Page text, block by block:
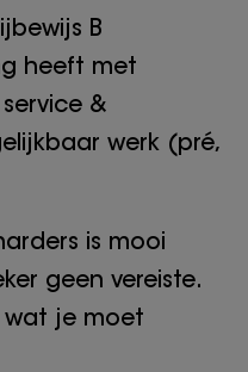
B
heeft met
&
werk (pré,
is mooi
geen vereiste.
wat je moet